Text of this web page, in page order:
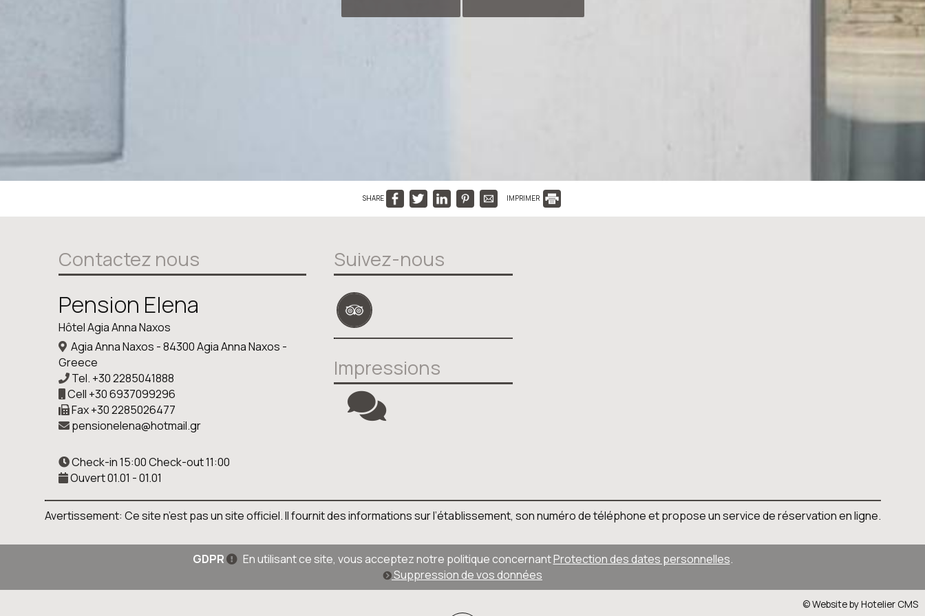
SHARE IMPRIMER
Contactez nous
Pension Elena
Hôtel Agia Anna Naxos
Agia Anna Naxos - 84300 Agia Anna Naxos -
Greece
Tel. +30 2285041888
Cell +30 6937099296
Fax+30 2285026477
pensionelena@hotmail.gr
Check-in 15:00 Check-out 11:00
Ouvert 01.01 - 01.01
Suivez-nous
Impressions
Avertissement: Ce site n’est pas un site officiel. Il fournit des informations sur l’établissement, son numéro de téléphone et propose un service de réservation en ligne.
GDPR En utilisant ce site, vous acceptez notre politique concernantProtection des dates personnelles.
Suppression de vos données
© Website by Hotelier CMS